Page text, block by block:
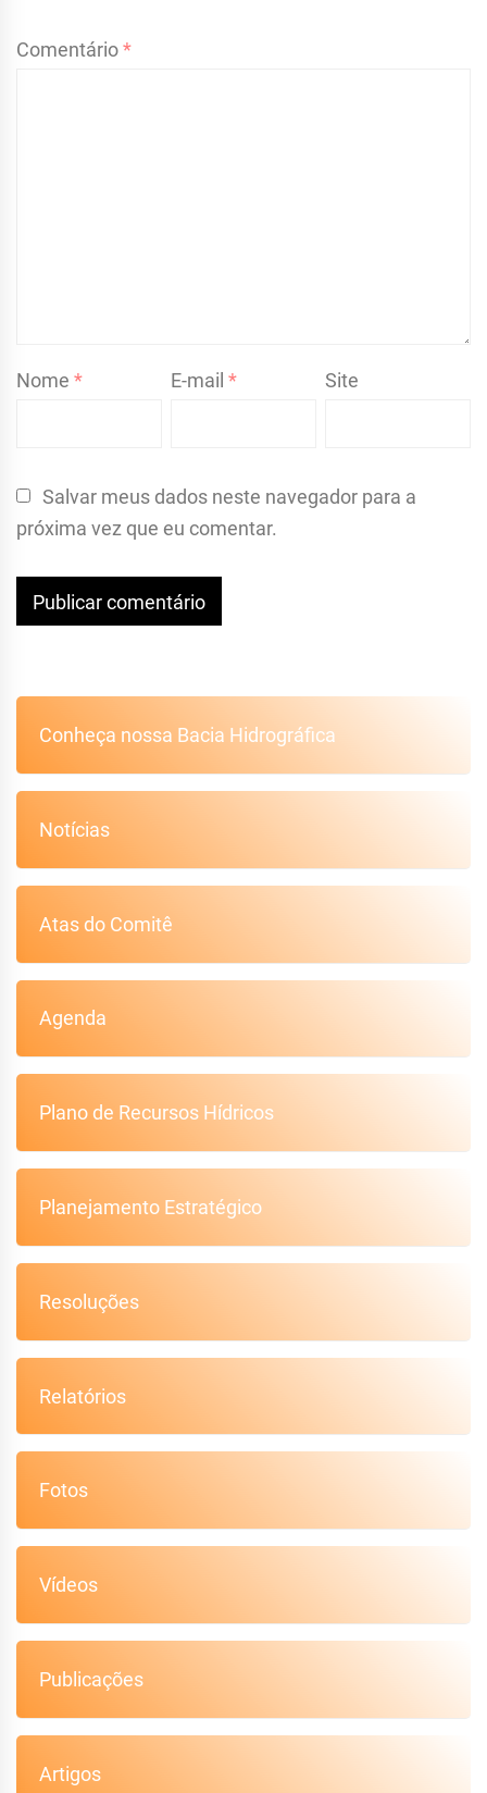
Comentário*
Nome * E-mail* Site
Salvar meus dados neste navegador para a
próxima vez que eu comentar.
Conheça nossa Bacia Hidrográfica
Notícias
Atas do Comitê
Agenda
Plano de Recursos Hídricos
Planejamento Estratégico
Resoluções
Relatórios
Fotos
Vídeos
Publicações
Artigos